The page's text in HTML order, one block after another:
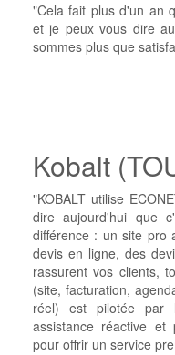
"Cela fait plus d'un an
et je peux vous dire
sommes plus que
Kobalt
"KOBALT utilise
dire aujourd'hui que
différence : un site pro
devis en ligne, des
rassurent vos clients,
(site, facturation,
réel) est pilotée par
assistance réactive et
pour offrir un service